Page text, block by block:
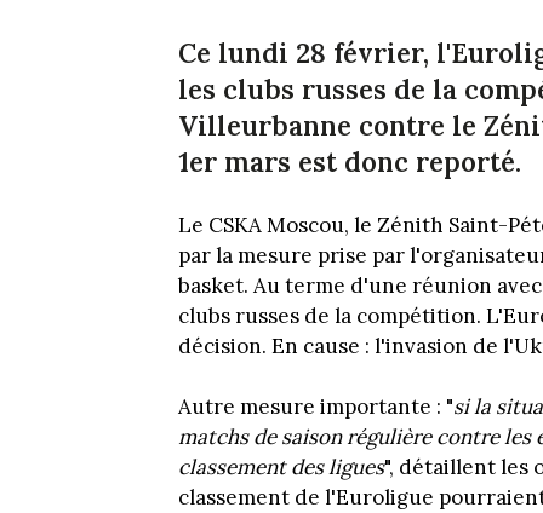
Ce lundi 28 février,
les clubs russes de la
Villeurbanne contre le
1er mars est donc reporté.
Le CSKA Moscou, le Zénith Saint-
par la mesure prise par
basket. Au terme d'une réunion
clubs russes de la compétition.
décision. En cause : l'invasion de
Autre mesure importante : "si la
matchs de saison régulière contre
classement des ligues", détaillent les
classement de l'Euroligue